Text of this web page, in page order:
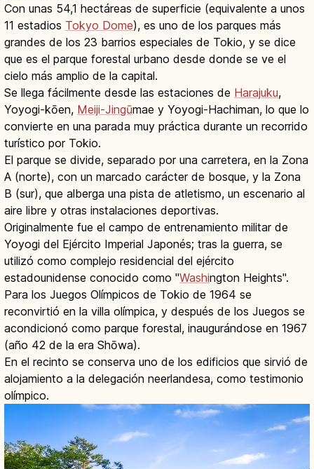
Con unas 54,1 hectáreas de superficie (equivalente a unos
11 estadios Tokyo Dome), es uno de los parques más
grandes de los 23 barrios especiales de Tokio, y se dice
que es el parque forestal urbano desde donde se ve el
cielo más amplio de la capital.
Se llega fácilmente desde las estaciones de Harajuku,
Yoyogi-kōen, Meiji-Jingūmae y Yoyogi-Hachiman, lo que lo
convierte en una parada muy práctica durante un recorrido
turístico por Tokio.
El parque se divide, separado por una carretera, en la Zona
A (norte), con un marcado carácter de bosque, y la Zona
B (sur), que alberga una pista de atletismo, un escenario al
aire libre y otras instalaciones deportivas.
Originalmente fue el campo de entrenamiento militar de
Yoyogi del Ejército Imperial Japonés; tras la guerra, se
utilizó como complejo residencial del ejército
estadounidense conocido como "Washington Heights".
Para los Juegos Olímpicos de Tokio de 1964 se
reconvirtió en la villa olímpica, y después de los Juegos se
acondicionó como parque forestal, inaugurándose en 1967
(año 42 de la era Shōwa).
En el recinto se conserva uno de los edificios que sirvió de
alojamiento a la delegación neerlandesa, como testimonio
olímpico.